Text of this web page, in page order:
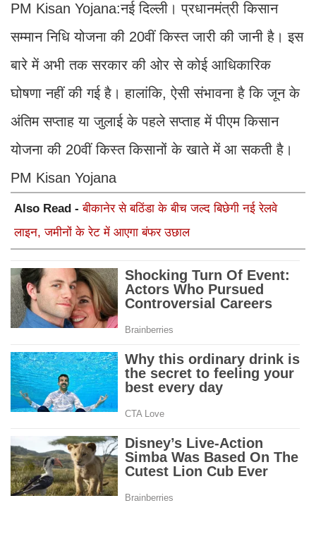
PM Kisan Yojana:नई दिल्ली। प्रधानमंत्री किसान
सम्मान निधि योजना की 20वीं किस्त जारी की जानी है। इस
बारे में अभी तक सरकार की ओर से कोई आधिकारिक
घोषणा नहीं की गई है। हालांकि, ऐसी संभावना है कि जून के
अंतिम सप्ताह या जुलाई के पहले सप्ताह में पीएम किसान
योजना की 20वीं किस्त किसानों के खाते में आ सकती है।
PM Kisan Yojana
Also Read -बीकानेर से बठिंडा के बीच जल्द बिछेगी नई रेलवे
लाइन, जमीनों के रेट में आएगा बंफर उछाल